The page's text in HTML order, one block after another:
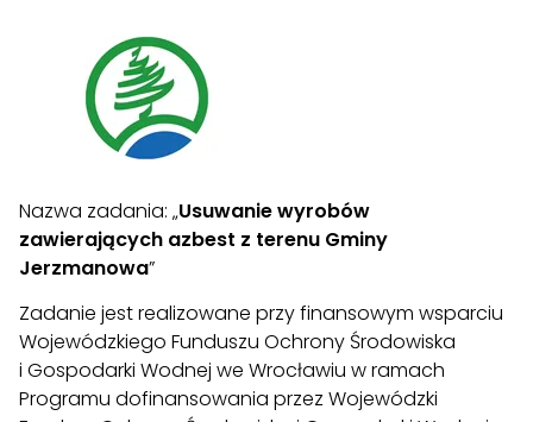
Nazwa zadania: „Usuwanie wyrobów
zawierających azbest z terenu Gminy
Jerzmanowa”
Zadanie jest realizowane przy finansowym wsparciu
Wojewódzkiego Funduszu Ochrony Środowiska
i Gospodarki Wodnej we Wrocławiu w ramach
Programu dofinansowania przez Wojewódzki